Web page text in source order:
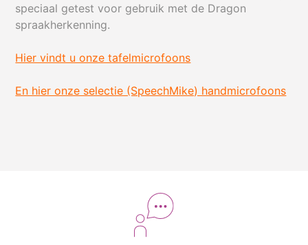
speciaal getest voor gebruik met de Dragon
spraakherkenning.
Hier vindt u onze tafelmicrofoons
En hier onze selectie (SpeechMike) handmicrofoons